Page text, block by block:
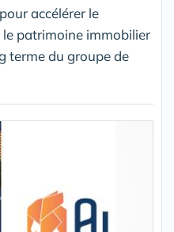
accélérer le
patrimoine immobilier
terme du groupe de